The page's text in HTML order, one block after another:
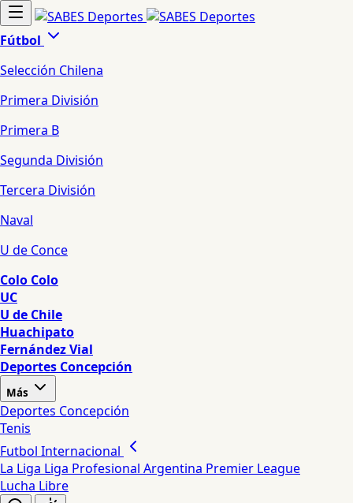
Fútbol
Selección Chilena
Primera División
Primera B
Segunda División
Tercera División
Naval
U de Conce
Colo Colo
UC
U de Chile
Huachipato
Fernández Vial
Deportes Concepción
Más
Deportes Concepción
Tenis
Futbol Internacional
La Liga Liga Profesional Argentina Premier League
Lucha Libre